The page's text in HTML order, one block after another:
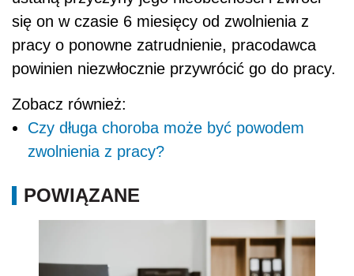
się on w czasie 6 miesięcy od zwolnienia z
pracy o ponowne zatrudnienie, pracodawca
powinien niezwłocznie przywrócić go do pracy.
Zobacz również:
Czy długa choroba może być powodem
zwolnienia z pracy?
POWIĄZANE